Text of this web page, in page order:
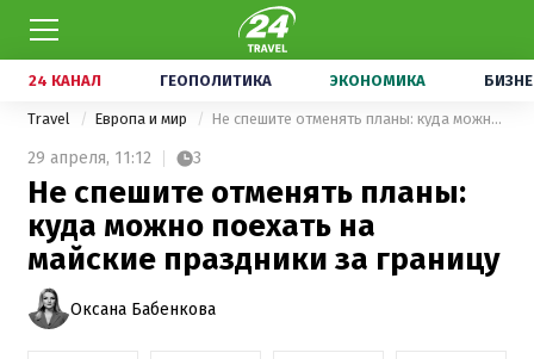
24 КАНАЛ ГЕОПОЛИТИКА ЭКОНОМИКА
Travel Европа и мир Не спешите отменять планы: куда можно поехать на майские праздники за границу
29 апреля, 11:12 3
Не спешите отменять планы:
куда можно поехать на
майские праздники за границу
Оксана Бабенкова